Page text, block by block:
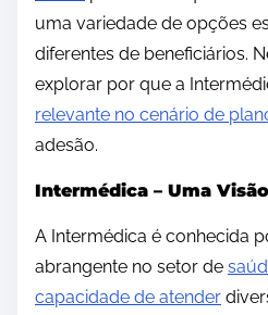
uma variedade de opções
diferentes de beneficiários.
explorar por que a
relevante no cenário de
adesão.
Intermédica – Uma
A Intermédica é conhecida
abrangente no setor de
capacidade de atender